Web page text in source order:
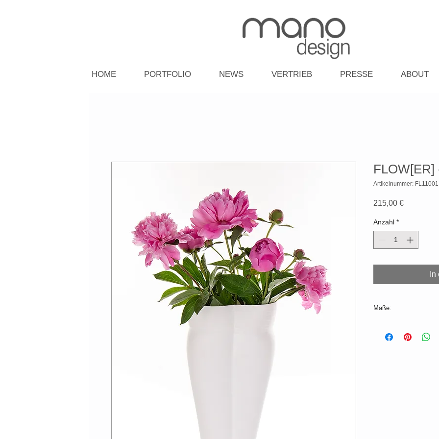
HOME PORTFOLIO NEWS VERTRIEB PRESSE ABOUT
FLOW[ER]
Artikelnummer: FL11001
215,00 €Preis
Anzahl *
Maße:
Farbabweichungen